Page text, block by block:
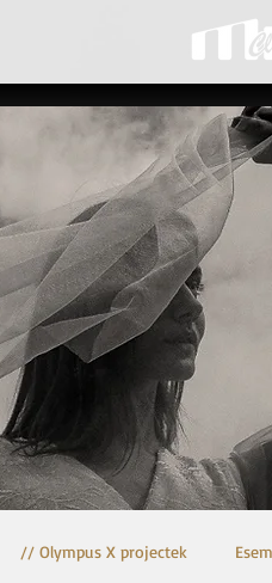
// Olympus X projectek